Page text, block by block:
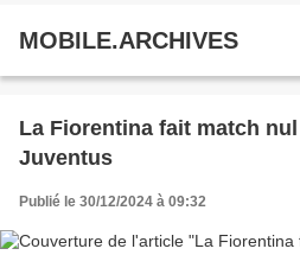
MOBILE.ARCHIVES
La Fiorentina fait match
Juventus
Publié le 30/12/2024 à 09:32